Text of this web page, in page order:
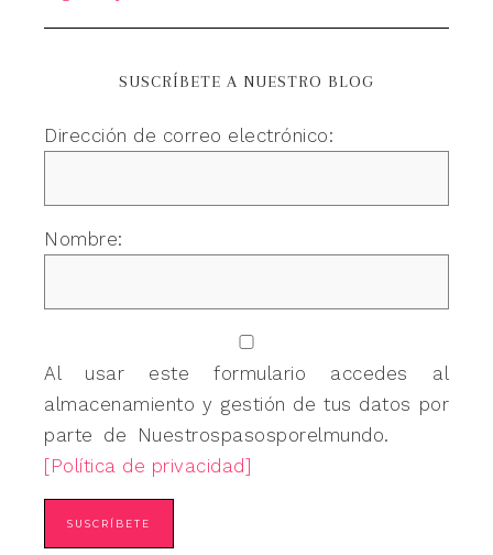
SUSCRÍBETE A NUESTRO BLOG
Dirección de correo electrónico:
Nombre:
Al usar este formulario accedes al
almacenamiento y gestión de tus datos por
parte de Nuestrospasosporelmundo.
[Política de privacidad]